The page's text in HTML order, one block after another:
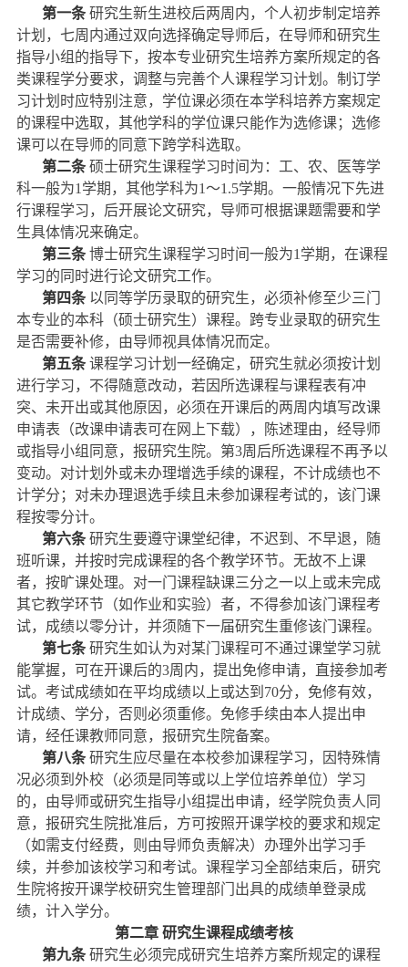
第一条 研究生新生进校后两周内，个人初步制定培养
计划，七周内通过双向选择确定导师后，在导师和研究生
指导小组的指导下，按本专业研究生培养方案所规定的各
类课程学分要求，调整与完善个人课程学习计划。制订学
习计划时应特别注意，学位课必须在本学科培养方案规定
的课程中选取，其他学科的学位课只能作为选修课；选修
课可以在导师的同意下跨学科选取。
第二条 硕士研究生课程学习时间为：工、农、医等学
科一般为1 学期，其他学科为1 ～1.5学期。一般情况下先进
行课程学习，后开展论文研究，导师可根据课题需要和学
生具体情况来确定。
第三条 博士研究生课程学习时间一般为1 学期，在课程
学习的同时进行论文研究工作。
第四条 以同等学历录取的研究生，必须补修至少三门
本专业的本科（硕士研究生）课程。跨专业录取的研究生
是否需要补修，由导师视具体情况而定。
第五条 课程学习计划一经确定，研究生就必须按计划
进行学习，不得随意改动，若因所选课程与课程表有冲
突、未开出或其他原因，必须在开课后的两周内填写改课
申请表（改课申请表可在网上下载），陈述理由，经导师
或指导小组同意，报研究生院。第3周后所选课程不再予以
变动。对计划外或未办理增选手续的课程，不计成绩也不
计学分；对未办理退选手续且未参加课程考试的，该门课
程按零分计。
第六条 研究生要遵守课堂纪律，不迟到、不早退，随
班听课，并按时完成课程的各个教学环节。无故不上课
者，按旷课处理。对一门课程缺课三分之一以上或未完成
其它教学环节（如作业和实验）者，不得参加该门课程考
试，成绩以零分计，并须随下一届研究生重修该门课程。
第七条 研究生如认为对某门课程可不通过课堂学习就
能掌握，可在开课后的3周内，提出免修申请，直接参加考
试。考试成绩如在平均成绩以上或达到 70分，免修有效，
计成绩、学分，否则必须重修。免修手续由本人提出申
请，经任课教师同意，报研究生院备案。
第八条 研究生应尽量在本校参加课程学习，因特殊情
况必须到外校（必须是同等或以上学位培养单位）学习
的，由导师或研究生指导小组提出申请，经学院负责人同
意，报研究生院批准后，方可按照开课学校的要求和规定
（如需支付经费，则由导师负责解决）办理外出学习手
续，并参加该校学习和考试。课程学习全部结束后，研究
生院将按开课学校研究生管理部门出具的成绩单登录成
绩，计入学分。
第二章 研究生课程成绩考核
第九条 研究生必须完成研究生培养方案所规定的课程